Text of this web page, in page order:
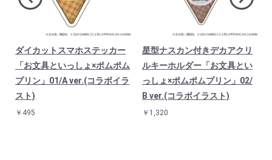
ダイカットスマホステッカー
「お文具といっしょ×ポムポム
プリン」01/A ver.(コラボイラ
スト)
￥495
星型ナスカン付きデカアクリ
ルキーホルダー「お文具とい
っしょ×ポムポムプリン」02/
B ver.(コラボイラスト)
￥1,320